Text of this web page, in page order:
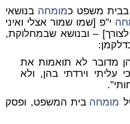
בבית משפט כמומחה בנושאי
י"פ [שמו שמור אצלי ואיני
– ובנושא שבמחלוקת,
מדובר לא תואמות את
עליתי וירדתי בהן, ולא
מומחה בית המשפט, ופסק